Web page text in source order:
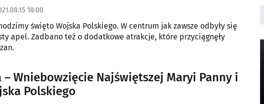
18:00
święto Wojska Polskiego. W centrum jak zawsze odbyły się
apel. Zadbano też o dodatkowe atrakcje, które przyciągnęły
– Wniebowzięcie Najświętszej Maryi Panny i
Polskiego